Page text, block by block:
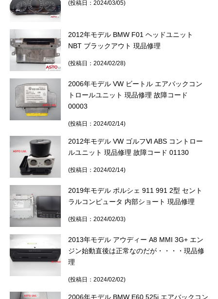
(投稿日：2024/03/05)
2012年モデル BMW F01 ヘッドユニット
NBT ブラックアウト 現品修理
(投稿日：2024/02/28)
2006年モデル VW ビートル エアバックコン
トロールユニット 現品修理 故障コード
00003
(投稿日：2024/02/14)
2012年モデル VW ゴルフⅥ ABS コントロー
ルユニット 現品修理 故障コード 01130
(投稿日：2024/02/14)
2019年モデル ポルシェ 911 991 2型 セント
ラルコンピュータ 内部ショート 現品修理
(投稿日：2024/02/03)
2013年モデル アウディー A8 MMI 3G+ エン
ジン始動直後は正常なのだが・・・・現品修
理
(投稿日：2024/02/02)
2006年モデル BMW E60 525i エアバックコン